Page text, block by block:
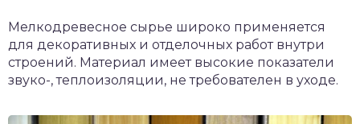
Мелкодревесное сырье широко применяется
для декоративных и отделочных работ внутри
строений. Материал имеет высокие показатели
звуко-, теплоизоляции, не требователен в уходе.